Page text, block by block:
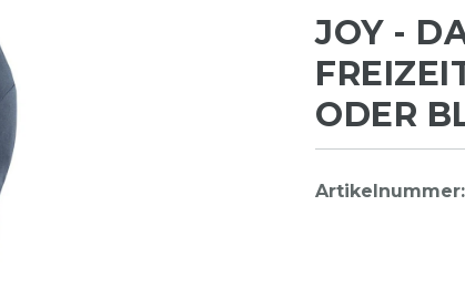
JOY -
ODER
Artikelnummer: